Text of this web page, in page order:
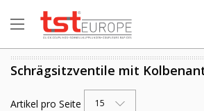
Schrägsitzventile mit
Artikel pro Seite 15